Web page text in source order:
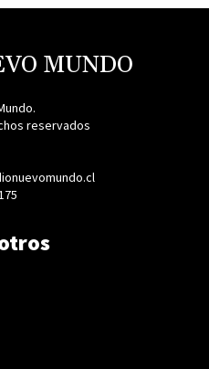
MUNDO
reservados